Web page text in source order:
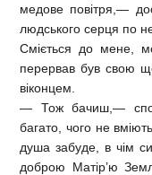
медове повітря,—
людського серця по
Сміється до мене,
перервав був свою
віконцем.
— Тож бачиш,—
багато, чого не
душа забуде, в чім
доброю Матір’ю